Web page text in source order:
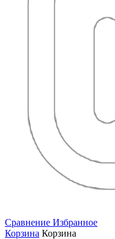
Сравнение Избранное
Корзина Корзина